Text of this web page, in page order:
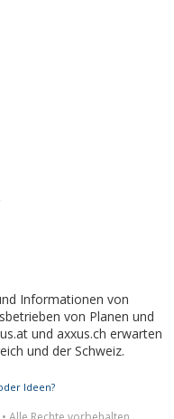
Informationen von
von Planen und
und axxus.ch erwarten
und der Schweiz.
Ideen?